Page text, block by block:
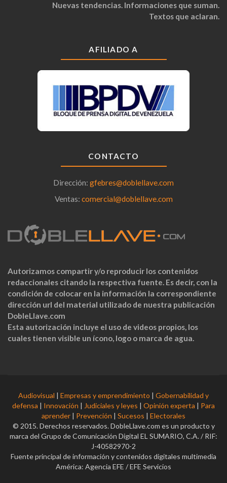
Nuevas tendencias. Informaciones que suman.
Textos que aclaran.
AFILIADO A
CONTACTO
Dirección: gfebres@doblellave.com
Ventas: comercial@doblellave.com
Autorizamos compartir y/o reproducir los contenidos
redaccionales citando la respectiva fuente. Es decir, con la
condición de colocar en la información la correspondiente
dirección url del material utilizado de nuestra publicación
DobleLlave.com
Esta autorización incluye el uso de videos propios, los
cuales tienen visible un ícono, logo o marca de agua.
Audiovisual | Empresas y emprendimiento | Gobernabilidad y
defensa | Innovación | Judiciales y leyes | Opinión experta | Para
aprender | Prevención | Sucesos | Electorales
© 2015. Derechos reservados. DobleLlave.com es un producto y
marca del Grupo de Comunicación Digital EL SUMARIO, C.A. / RIF:
J-40582970-2
Fuente principal de información y contenidos digitales multimedia
América: Agencia EFE / EFE Servicios